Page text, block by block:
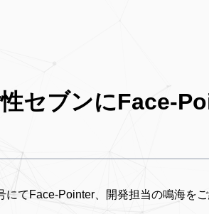
性セブンにFace-
てFace-Pointer、開発担当の鳴海をご